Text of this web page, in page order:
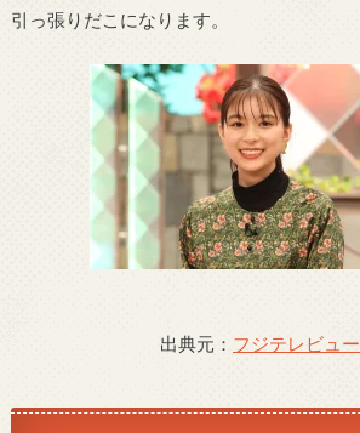
引っ張りだこになります。
出典元： フジテレビュー